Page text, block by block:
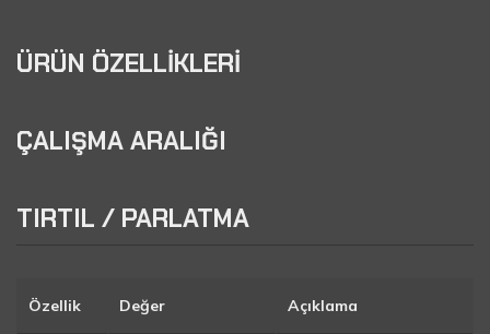
ÜRÜN ÖZELLİKLERİ
ÇALIŞMA ARALIĞI
TIRTIL / PARLATMA
Özellik Değer Açıklama